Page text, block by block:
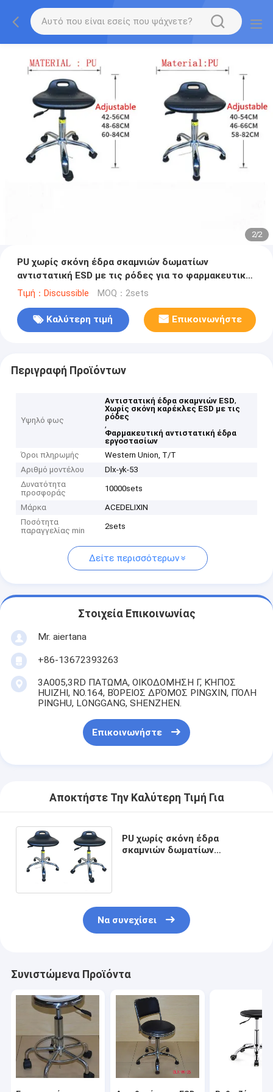
2/2
PU χωρίς σκόνη έδρα σκαμνιών δωματίων
αντιστατική ESD με τις ρόδες για το φαρμακευτικό
εργοστάσιο
Τιμή：Discussible MOQ：2sets
Καλύτερη τιμή Επικοινωνήστε
Περιγραφή Προϊόντων
Υψηλό φως
Αντιστατική έδρα σκαμνιών ESD,
Χωρίς σκόνη καρέκλες ESD με τις
ρόδες
,
Φαρμακευτική αντιστατική έδρα
εργοστασίων
Όροι πληρωμής
Western Union, T/T
Αριθμό μοντέλου
Dlx-yk-53
Δυνατότητα
προσφοράς
10000sets
Μάρκα
ACEDELIXIN
Ποσότητα
παραγγελίας min
2sets
Δείτε περισσότερων
Στοιχεία Επικοινωνίας
Mr. aiertana
+86-13672393263
3A005,3RD ΠΑΤΩΜΑ, ΟΙΚΟΔΟΜΗΣΗ Γ, ΚΉΠΟΣ
HUIZHI, NO.164, ΒΌΡΕΙΟΣ ΔΡΌΜΟΣ PINGXIN, ΠΌΛΗ
PINGHU, LONGGANG, SHENZHEN.
Επικοινωνήστε
Αποκτήστε Την Καλύτερη Τιμή Για
PU χωρίς σκόνη έδρα
σκαμνιών δωματίων
Να συνεχίσει
Συνιστώμενα Προϊόντα